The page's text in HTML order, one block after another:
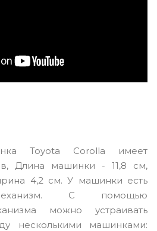
Toyota Corolla имеет
Длина машинки - 11,8 см,
4,2 см. У машинки есть
С помощью
можно устраивать
несколькими машинками: